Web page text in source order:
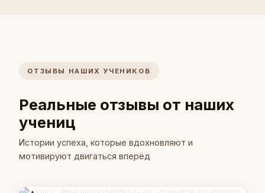
ОТЗЫВЫ НАШИХ УЧЕНИКОВ
Реальные отзывы от наших
учениц
Истории успеха, которые вдохновляют и
мотивируют двигаться вперёд